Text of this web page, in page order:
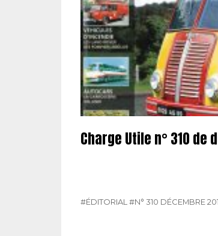
Charge Utile n° 310 de
#ÉDITORIAL #N° 310 DÉCEMBRE